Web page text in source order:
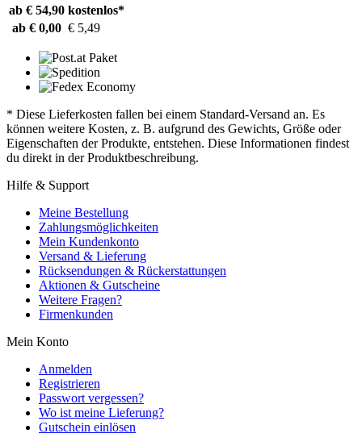
ab € 54,90 kostenlos*
ab € 0,00 € 5,49
* Diese Lieferkosten fallen bei einem Standard-Versand an. Es
können weitere Kosten, z. B. aufgrund des Gewichts, Größe oder
Eigenschaften der Produkte, entstehen. Diese Informationen findest
du direkt in der Produktbeschreibung.
Hilfe & Support
Meine Bestellung
Zahlungsmöglichkeiten
Mein Kundenkonto
Versand & Lieferung
Rücksendungen & Rückerstattungen
Aktionen & Gutscheine
Weitere Fragen?
Firmenkunden
Mein Konto
Anmelden
Registrieren
Passwort vergessen?
Wo ist meine Lieferung?
Gutschein einlösen